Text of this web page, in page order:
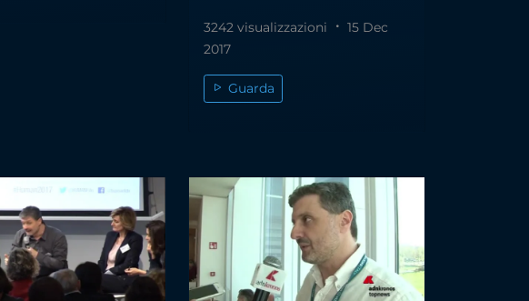
3242 visualizzazioni
15 Dec
2017
Guarda